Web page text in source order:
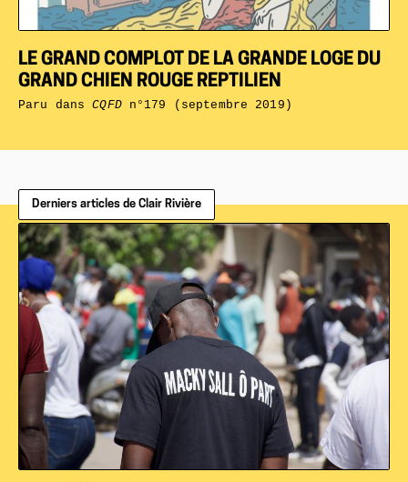
LE GRAND COMPLOT DE LA GRANDE LOGE DU
GRAND CHIEN ROUGE REPTILIEN
Paru dansCQFDn°179 (septembre 2019)
Derniers articles de Clair Rivière